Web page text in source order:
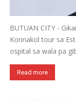
BUTUAN CITY -
Konnakol tour sa
ospital sa wala pa
Read more